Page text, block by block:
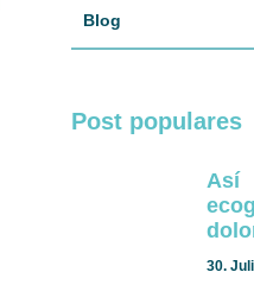
Blog
Post populares
Así
30.